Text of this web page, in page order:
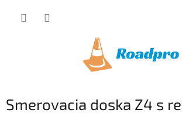
Smerovacia doska Z4 s